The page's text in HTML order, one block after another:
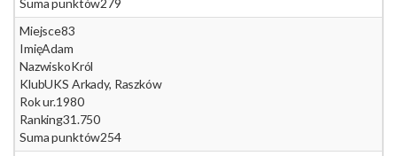
Suma punktów279
Miejsce83
ImięAdam
NazwiskoKról
KlubUKS Arkady, Raszków
Rok ur.1980
Ranking31.750
Suma punktów254